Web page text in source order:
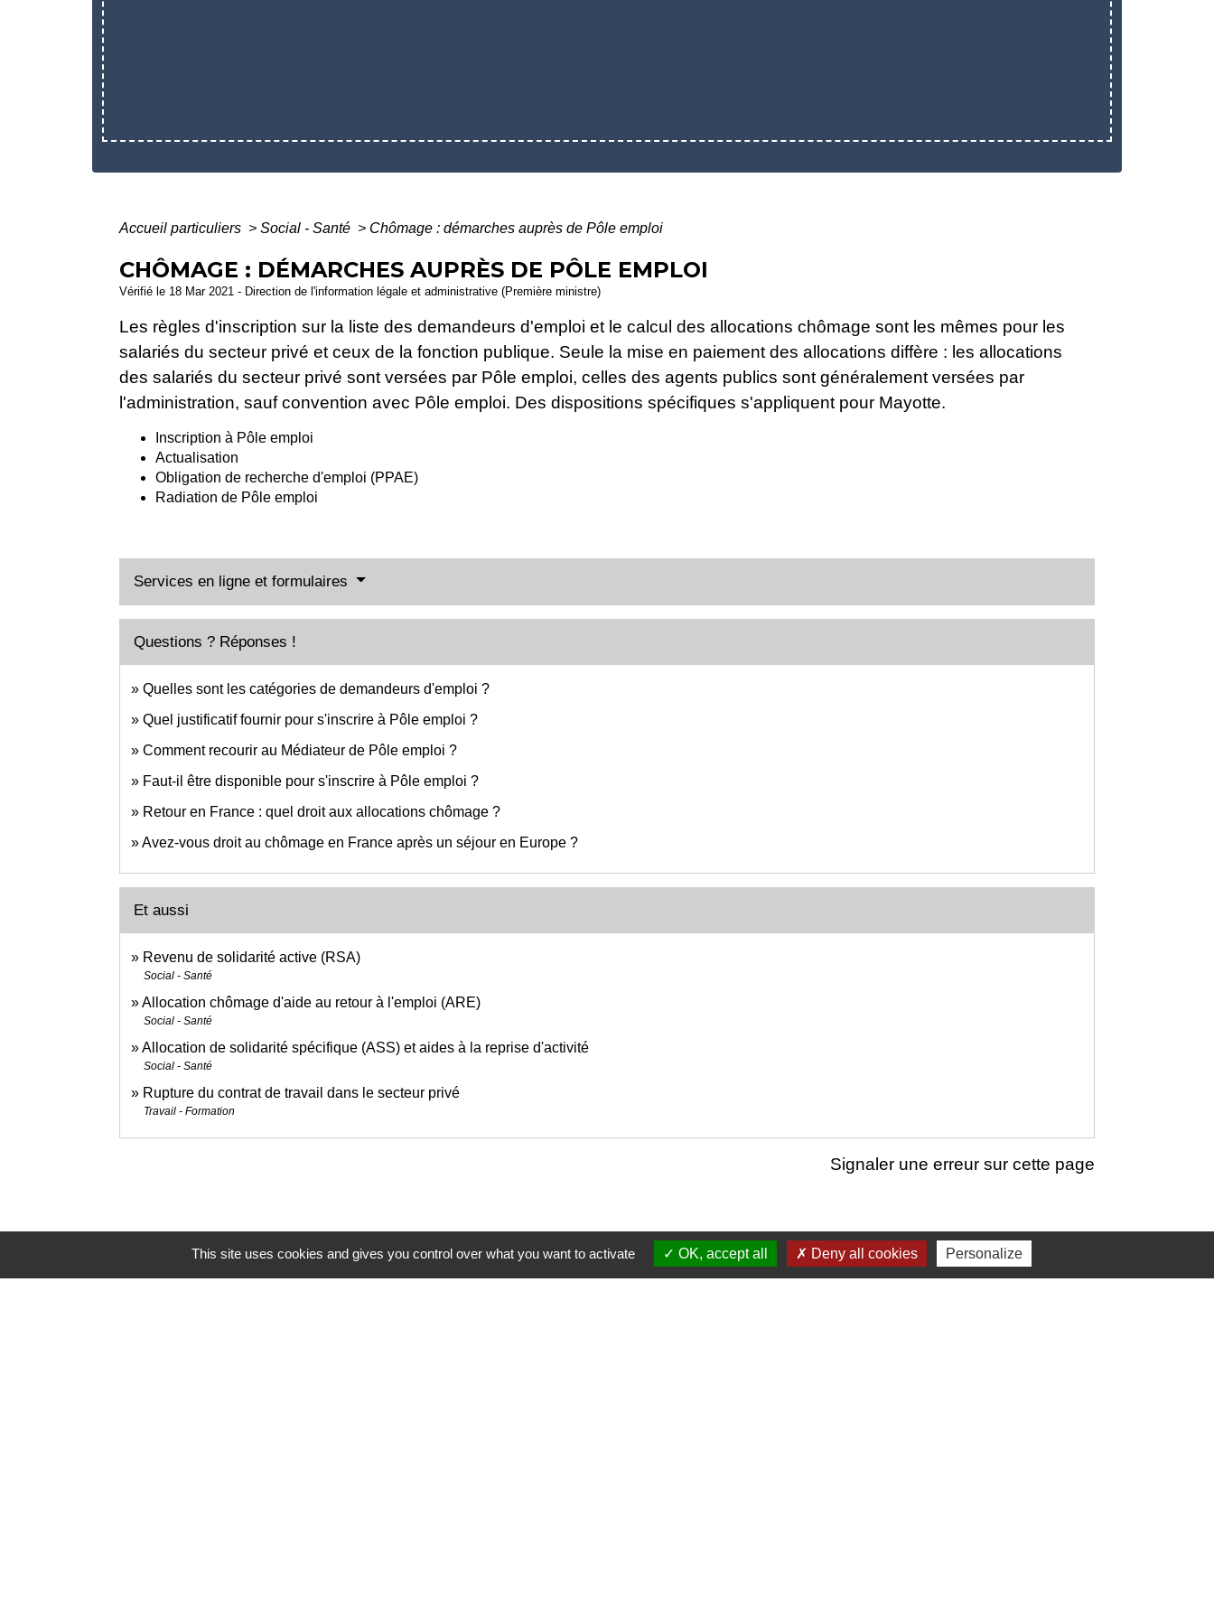
Accueil particuliers > Social - Santé > Chômage : démarches auprès de Pôle emploi
CHÔMAGE : DÉMARCHES AUPRÈS DE PÔLE EMPLOI
Vérifié le 18 Mar 2021 - Direction de l'information légale et administrative (Première ministre)
Les règles d'inscription sur la liste des demandeurs d'emploi et le calcul des allocations chômage sont les mêmes pour les
salariés du secteur privé et ceux de la fonction publique. Seule la mise en paiement des allocations diffère : les allocations
des salariés du secteur privé sont versées par Pôle emploi, celles des agents publics sont généralement versées par
l'administration, sauf convention avec Pôle emploi. Des dispositions spécifiques s'appliquent pour Mayotte.
Inscription à Pôle emploi
Actualisation
Obligation de recherche d'emploi (PPAE)
Radiation de Pôle emploi
Services en ligne et formulaires
Questions ? Réponses !
Quelles sont les catégories de demandeurs d'emploi ?
Quel justificatif fournir pour s'inscrire à Pôle emploi ?
Comment recourir au Médiateur de Pôle emploi ?
Faut-il être disponible pour s'inscrire à Pôle emploi ?
Retour en France : quel droit aux allocations chômage ?
Avez-vous droit au chômage en France après un séjour en Europe ?
Et aussi
Revenu de solidarité active (RSA)
Social - Santé
Allocation chômage d'aide au retour à l'emploi (ARE)
Social - Santé
Allocation de solidarité spécifique (ASS) et aides à la reprise d'activité
Social - Santé
Rupture du contrat de travail dans le secteur privé
Travail - Formation
Signaler une erreur sur cette page
Nous contacter
This site uses cookies and gives you control over what you want to activate OK, accept all Deny all cookies Personalize